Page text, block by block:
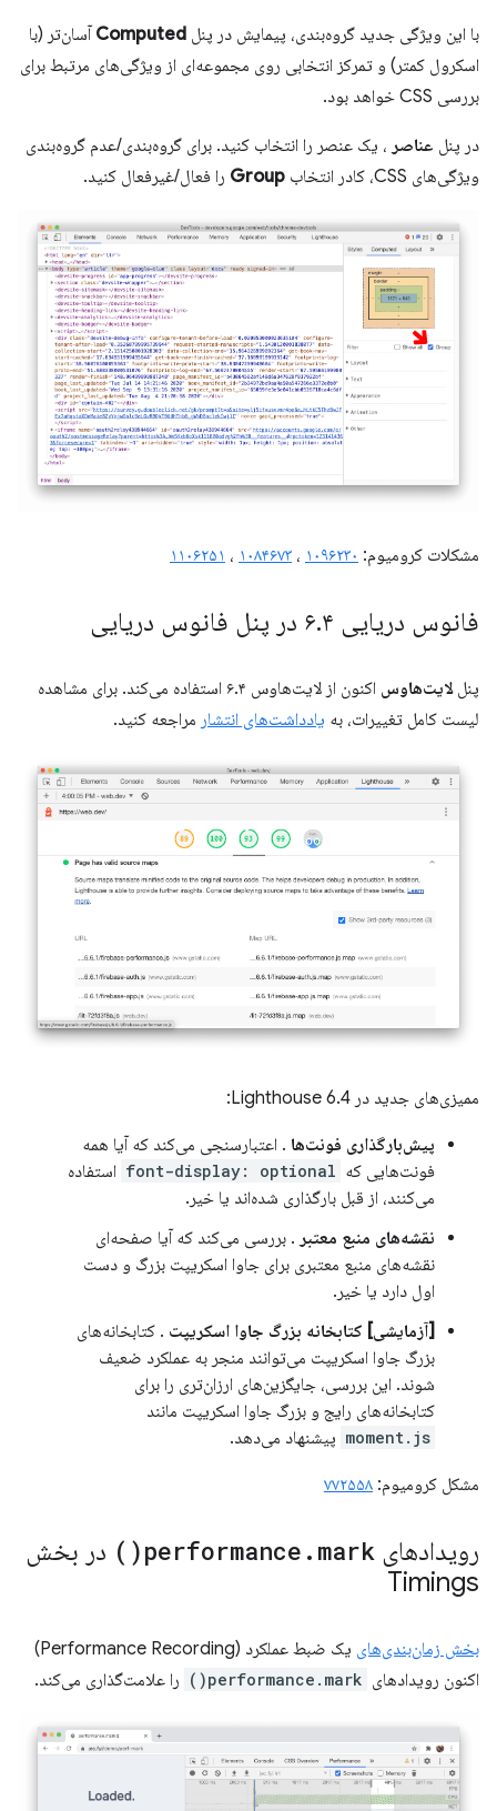
با این ویژگی جدید گروه‌بندی، پیمایش در پنل Computed آسان‌تر (با
اسکرول کمتر) و تمرکز انتخابی روی مجموعه‌ای از ویژگی‌های مرتبط برای
بررسی CSS خواهد بود.
در پنل عناصر ، یک عنصر را انتخاب کنید. برای گروه‌بندی/عدم گروه‌بندی
ویژگی‌های CSS، کادر انتخاب
Group را فعال/غیرفعال کنید.
مشکلات کرومیوم: ۱۰۹۶۲۳۰ ، ۱۰۸۴۶۷۳ ، ۱۱۰۶۲۵۱
فانوس دریایی ۶ .۴ در پنل فانوس دریایی
پنللایت‌هاوس
اکنون از لایت‌هاوس ۶.۴ استفاده می‌کند. برای مشاهده
لیست کامل تغییرات، به یادداشت‌های انتشار مراجعه کنید.
ممیزی‌های جدید در Lighthouse 6.4:
پیش‌بارگذاری فونت‌ها . اعتبارسنجی می‌کند که آیا همه
فونت‌هایی که font-display: optional استفاده
می‌کنند، از قبل بارگذاری شده‌اند یا خیر.
نقشه‌های منبع معتبر . بررسی می‌کند که آیا صفحه‌ای
نقشه‌های منبع معتبری برای جاوا اسکریپت بزرگ و دست
اول دارد یا خیر.
[آزمایشی] کتابخانه بزرگ جاوا اسکریپت . کتابخانه‌های
بزرگ جاوا اسکریپت می‌توانند منجر به عملکرد ضعیف
شوند. این بررسی، جایگزین‌های ارزان‌تری را برای
کتابخانه‌های رایج و بزرگ جاوا اسکریپت مانند
moment.js پیشنهاد می‌دهد.
مشکل کرومیوم: ۷۷۲۵۵۸
رویدادهای performance . mark(
) در بخش
Timings
بخش زمان‌بندی‌های
یک ضبط عملکرد (Performance Recording)
اکنون رویدادهای performance.mark() را علامت‌گذاری می‌کند.